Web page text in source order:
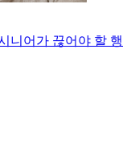
니어가 끊어야 할 행